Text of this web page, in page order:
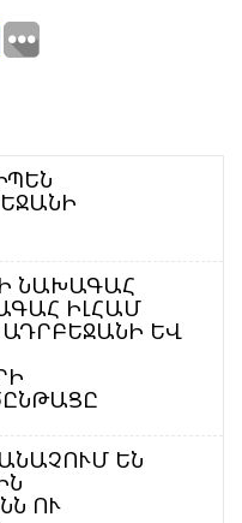
ՆԱԽԱԳԱՀ
ԻԼՀԱՄ
ԱԴՐԲԵՋԱՆԻ ԵՎ
ԵՆ
ՈՒ